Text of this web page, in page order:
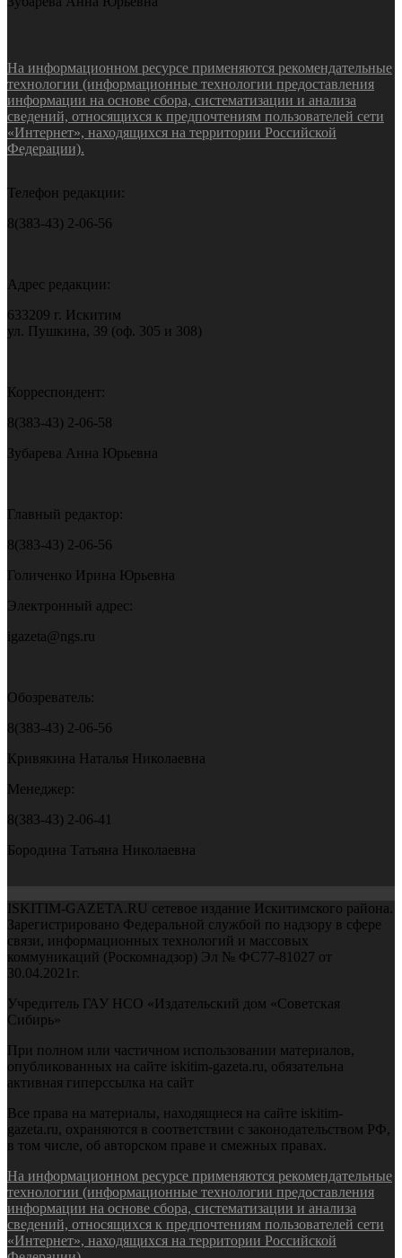
На информационном ресурсе применяются рекомендательные
технологии (информационные технологии предоставления
информации на основе сбора, систематизации и анализа
сведений, относящихся к предпочтениям пользователей сети
«Интернет», находящихся на территории Российской
Федерации).
Телефон редакции:
8(383-43) 2-06-56
Адрес редакции:
633209 г. Искитим
ул. Пушкина, 39 (оф. 305 и 308)
Корреспондент:
8(383-43) 2-06-58
Зубарева Анна Юрьевна
Главный редактор:
8(383-43) 2-06-56
Голиченко Ирина Юрьевна
Электронный адрес:
igazeta@ngs.ru
Обозреватель:
8(383-43) 2-06-56
Кривякина Наталья Николаевна
Менеджер:
8(383-43) 2-06-41
Бородина Татьяна Николаевна
ISKITIM-GAZETA.RU сетевое издание Искитимского района.
Зарегистрировано Федеральной службой по надзору в сфере
связи, информационных технологий и массовых
коммуникаций (Роскомнадзор) Эл № ФС77-81027 от
30.04.2021г.
Учредитель ГАУ НСО «Издательский дом «Советская
Сибирь»
При полном или частичном использовании материалов,
опубликованных на сайте iskitim-gazeta.ru, обязательна
активная гиперссылка на сайт
Все права на материалы, находящиеся на сайте iskitim-
gazeta.ru, охраняются в соответствии с законодательством РФ,
в том числе, об авторском праве и смежных правах.
На информационном ресурсе применяются рекомендательные
технологии (информационные технологии предоставления
информации на основе сбора, систематизации и анализа
сведений, относящихся к предпочтениям пользователей сети
«Интернет», находящихся на территории Российской